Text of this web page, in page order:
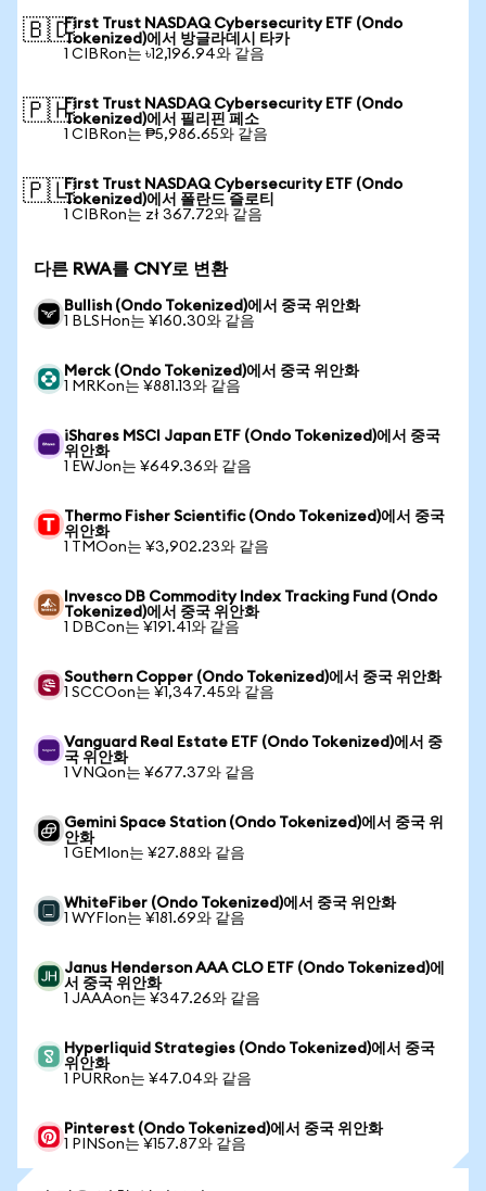
🇧🇩First Trust NASDAQ Cybersecurity ETF (Ondo
Tokenized)에서 방글라데시 타카
1 CIBRon는 ৳12,196.94와 같음
🇵🇭First Trust NASDAQ Cybersecurity ETF (Ondo
Tokenized)에서 필리핀 페소
1 CIBRon는 ₱5,986.65와 같음
🇵🇱First Trust NASDAQ Cybersecurity ETF (Ondo
Tokenized)에서 폴란드 즐로티
1 CIBRon는 zł 367.72와 같음
다른 RWA를 CNY로 변환
Bullish (Ondo Tokenized)에서 중국 위안화
1 BLSHon는 ¥160.30와 같음
Merck (Ondo Tokenized)에서 중국 위안화
1 MRKon는 ¥881.13와 같음
iShares MSCI Japan ETF (Ondo Tokenized)에서 중국
위안화
1 EWJon는 ¥649.36와 같음
Thermo Fisher Scientific (Ondo Tokenized)에서 중국
위안화
1 TMOon는 ¥3,902.23와 같음
Invesco DB Commodity Index Tracking Fund (Ondo
Tokenized)에서 중국 위안화
1 DBCon는 ¥191.41와 같음
Southern Copper (Ondo Tokenized)에서 중국 위안화
1 SCCOon는 ¥1,347.45와 같음
Vanguard Real Estate ETF (Ondo Tokenized)에서 중
국 위안화
1 VNQon는 ¥677.37와 같음
Gemini Space Station (Ondo Tokenized)에서 중국 위
안화
1 GEMIon는 ¥27.88와 같음
WhiteFiber (Ondo Tokenized)에서 중국 위안화
1 WYFIon는 ¥181.69와 같음
Janus Henderson AAA CLO ETF (Ondo Tokenized)에
서 중국 위안화
1 JAAAon는 ¥347.26와 같음
Hyperliquid Strategies (Ondo Tokenized)에서 중국
위안화
1 PURRon는 ¥47.04와 같음
Pinterest (Ondo Tokenized)에서 중국 위안화
1 PINSon는 ¥157.87와 같음